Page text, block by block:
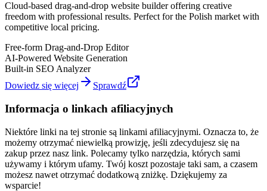
Cloud-based drag-and-drop website builder offering creative
freedom with professional results. Perfect for the Polish market with
competitive local pricing.
Free-form Drag-and-Drop Editor
AI-Powered Website Generation
Built-in SEO Analyzer
Dowiedz się więcej
Sprawdź
Informacja o linkach afiliacyjnych
Niektóre linki na tej stronie są linkami afiliacyjnymi. Oznacza to, że
możemy otrzymać niewielką prowizję, jeśli zdecydujesz się na
zakup przez nasz link. Polecamy tylko narzędzia, których sami
używamy i którym ufamy. Twój koszt pozostaje taki sam, a czasem
możesz nawet otrzymać dodatkową zniżkę. Dziękujemy za
wsparcie!